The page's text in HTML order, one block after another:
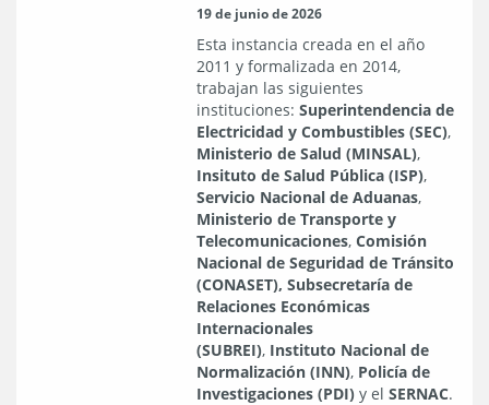
19 de junio de 2026
Esta instancia creada en el año
2011 y formalizada en 2014,
trabajan las siguientes
instituciones: Superintendencia de
Electricidad y Combustibles (SEC),
Ministerio de Salud (MINSAL),
Insituto de Salud Pública (ISP),
Servicio Nacional de Aduanas,
Ministerio de Transporte y
Telecomunicaciones, Comisión
Nacional de Seguridad de Tránsito
(CONASET), Subsecretaría de
Relaciones Económicas
Internacionales
(SUBREI), Instituto Nacional de
Normalización (INN), Policía de
Investigaciones (PDI) y el SERNAC.